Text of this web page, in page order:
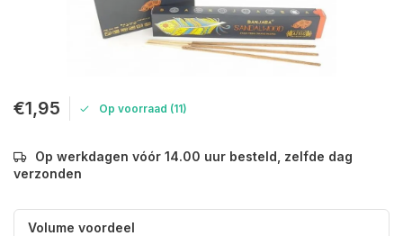
€1,95 Op voorraad (11)
Op werkdagen vóór 14.00 uur besteld, zelfde dag
verzonden
Volume voordeel